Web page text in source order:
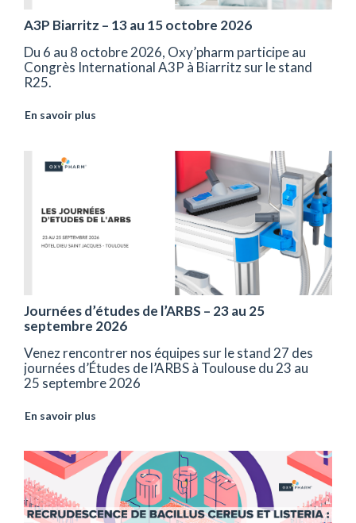
A3P Biarritz – 13 au 15 octobre 2026
Du 6 au 8 octobre 2026, Oxy’pharm participe au
Congrès International A3P à Biarritz sur le stand
R25.
En savoir plus
Journées d’études de l’ARBS – 23 au 25
septembre 2026
Venez rencontrer nos équipes sur le stand 27 des
journées d’Études de l’ARBS à Toulouse du 23 au
25 septembre 2026
En savoir plus